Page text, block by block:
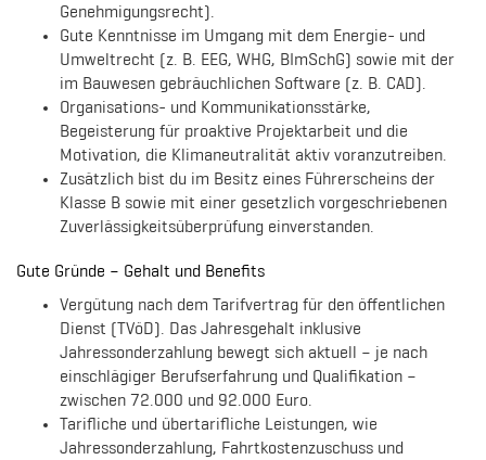
Genehmigungsrecht).
Gute Kenntnisse im Umgang mit dem Energie- und
Umweltrecht (z. B. EEG, WHG, BImSchG) sowie mit der
im Bauwesen gebräuchlichen Software (z. B. CAD).
Organisations- und Kommunikationsstärke,
Begeisterung für proaktive Projektarbeit und die
Motivation, die Klimaneutralität aktiv voranzutreiben.
Zusätzlich bist du im Besitz eines Führerscheins der
Klasse B sowie mit einer gesetzlich vorgeschriebenen
Zuverlässigkeitsüberprüfung einverstanden.
Gute Gründe – Gehalt und Benefits
Vergütung nach dem Tarifvertrag für den öffentlichen
Dienst (TVöD). Das Jahresgehalt inklusive
Jahressonderzahlung bewegt sich aktuell – je nach
einschlägiger Berufserfahrung und Qualifikation –
zwischen 72.000 und 92.000 Euro.
Tarifliche und übertarifliche Leistungen, wie
Jahressonderzahlung, Fahrtkostenzuschuss und